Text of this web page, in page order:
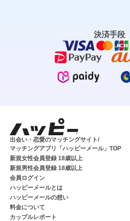
決済手段
出会い・恋愛のマッチングサイト/
マッチングアプリ「ハッピーメール」TOP
新規女性会員登録 18歳以上
新規男性会員登録 18歳以上
会員ログイン
ハッピーメールとは
ハッピーメールの想い
料金について
カップルレポート